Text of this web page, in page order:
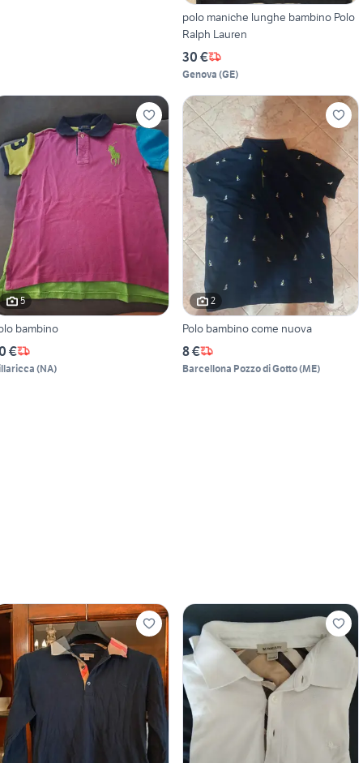
polo maniche lunghe bambino Polo
Ralph Lauren
30 €
Genova (GE)
5
bambino
€
(NA)
2
Polo bambino come nuova
8 €
Barcellona Pozzo di Gotto(ME)